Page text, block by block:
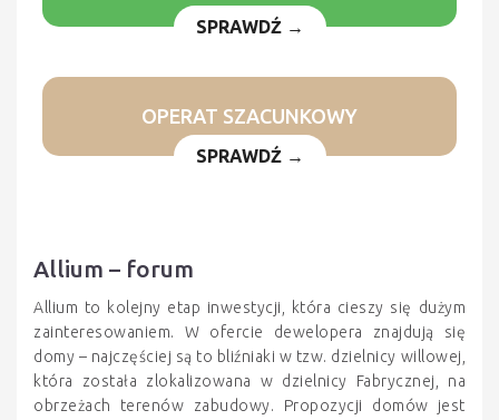
SPRAWDŹ →
OPERAT SZACUNKOWY
SPRAWDŹ →
Allium – forum
Allium to kolejny etap inwestycji, która cieszy się dużym
zainteresowaniem. W ofercie dewelopera znajdują się
domy – najczęściej są to bliźniaki w tzw. dzielnicy willowej,
która została zlokalizowana w dzielnicy Fabrycznej, na
obrzeżach terenów zabudowy. Propozycji domów jest